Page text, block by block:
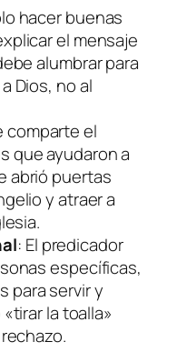
hacer buenas
el mensaje
alumbrar para
Dios, no al
comparte el
que ayudaron a
abrió puertas
y atraer a
: El predicador
específicas,
para servir y
la toalla»